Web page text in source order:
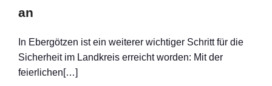
an
In Ebergötzen ist ein weiterer wichtiger Schritt für die
Sicherheit im Landkreis erreicht worden: Mit der
feierlichen[…]